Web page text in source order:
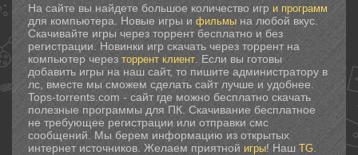
На сайте вы найдете большое количество игр и программ
для компьютера. Новые игры и фильмы на любой вкус.
Скачивайте игры через торрент бесплатно и без
регистрации. Новинки игр скачать через торрент на
компьютер через торрент клиент . Если вы готовы
добавить игры на наш сайт, то пишите администратору в
лс, вместе мы сможем сделать сайт лучше и удобнее.
Tops-torrents.com - сайт где можно бесплатно скачать
полезные программы для ПК. Скачивание бесплатное
не требующее регистрации или отправки смс
сообщений. Мы берем информацию из открытых
интернет источников. Желаем приятной игры! Наш TG